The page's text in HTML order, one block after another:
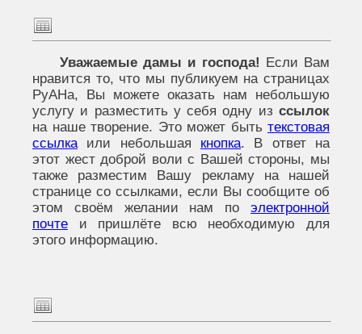
Уважаемые дамы и господа! Если Вам
нравится то, что мы публикуем на страницах
РуАНа, Вы можете оказать нам небольшую
услугу и разместить у себя одну из ссылок
на наше творение. Это может быть текстовая
ссылкаили небольшая кнопка. В ответ на
этот жест доброй воли с Вашей стороны, мы
также разместим Вашу рекламу на нашей
странице со ссылками, если Вы сообщите об
этом своём желании нам по электронной
почте и пришлёте всю необходимую для
этого информацию.